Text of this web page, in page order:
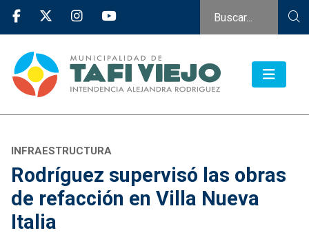
INFRAESTRUCTURA
Rodríguez supervisó las obras
de refacción en Villa Nueva
Italia